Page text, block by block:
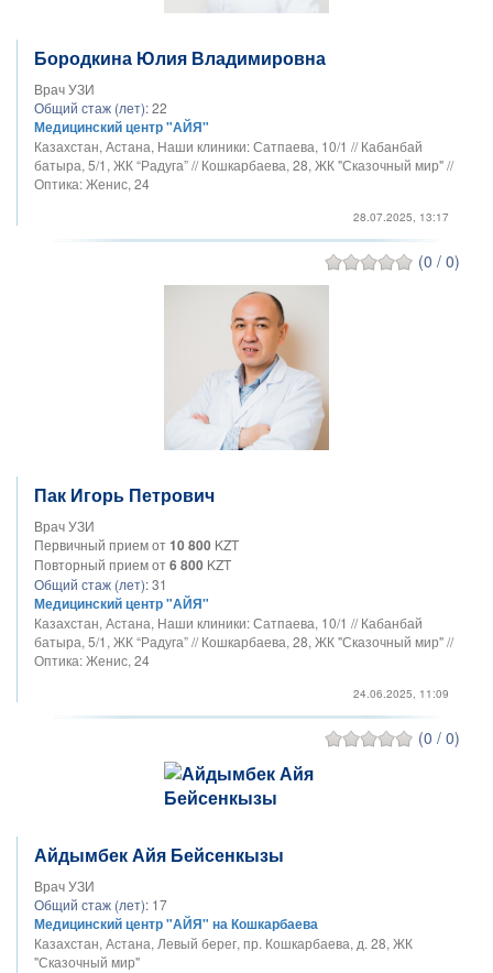
Бородкина Юлия Владимировна
Врач УЗИ
Общий стаж (лет):22
Медицинский центр "АЙЯ"
Казахстан, Астана, Наши клиники: Сатпаева, 10/1 // Кабанбай
батыра, 5/1, ЖК “Радуга” // Кошкарбаева, 28, ЖК "Сказочный мир" //
Оптика: Женис, 24
28.07.2025, 13:17
(0 / 0)
Пак Игорь Петрович
Врач УЗИ
Первичный прием от10 800 KZT
Повторный прием от6 800 KZT
Общий стаж (лет):31
Медицинский центр "АЙЯ"
Казахстан, Астана, Наши клиники: Сатпаева, 10/1 // Кабанбай
батыра, 5/1, ЖК “Радуга” // Кошкарбаева, 28, ЖК "Сказочный мир" //
Оптика: Женис, 24
24.06.2025, 11:09
(0 / 0)
Айдымбек Айя Бейсенкызы
Врач УЗИ
Общий стаж (лет): 17
Медицинский центр "АЙЯ" на Кошкарбаева
Казахстан, Астана, Левый берег, пр. Кошкарбаева, д. 28, ЖК
"Сказочный мир"